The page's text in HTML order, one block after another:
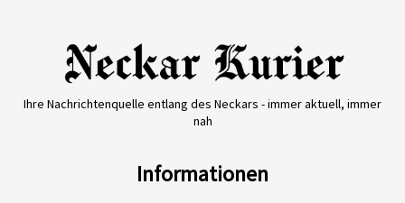
Ihre Nachrichtenquelle entlang des Neckars - immer aktuell, immer
nah
Informationen